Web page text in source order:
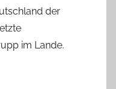
der
im Lande.